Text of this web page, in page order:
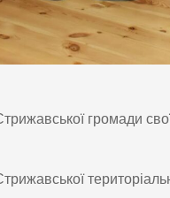
громади